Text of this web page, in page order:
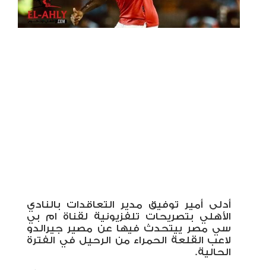
أدلى أمير توفيق مدير التعاقدات بالنادي
الأهلي بتصريحات تلفزيونية لقناة ام بي
سي مصر ييتحدث فيها عن مصير جيرالدو
لاعب القلعة الحمراء من الرحيل في الفترة
الحالية.